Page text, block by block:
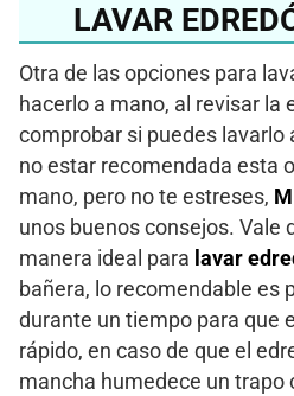
LAVAR
Otra de las opciones para
hacerlo a mano, al revisar la
comprobar si puedes lavarlo
no estar recomendada esta
mano, pero no te estreses,
unos buenos consejos. Vale
manera ideal para lavar
bañera, lo recomendable es
durante un tiempo para que
rápido, en caso de que el
mancha humedece un trapo